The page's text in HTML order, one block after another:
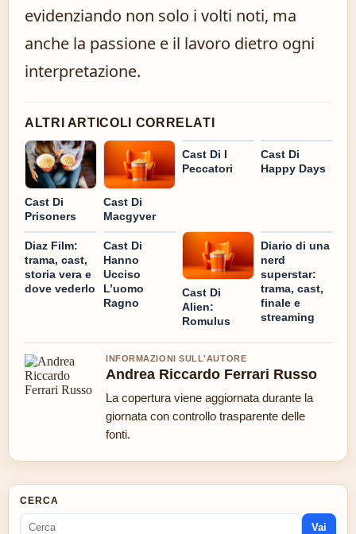
evidenziando non solo i volti noti, ma
anche la passione e il lavoro dietro ogni
interpretazione.
ALTRI ARTICOLI CORRELATI
Cast Di
Prisoners
Cast Di
Macgyver
Cast Di I
Peccatori
Cast Di
Happy Days
Diaz Film:
trama, cast,
storia vera e
dove vederlo
Cast Di
Hanno
Ucciso
L’uomo
Ragno
Cast Di
Alien:
Romulus
Diario di una
nerd
superstar:
trama, cast,
finale e
streaming
INFORMAZIONI SULL'AUTORE
Andrea Riccardo Ferrari Russo
La copertura viene aggiornata durante la
giornata con controllo trasparente delle
fonti.
CERCA
Vai